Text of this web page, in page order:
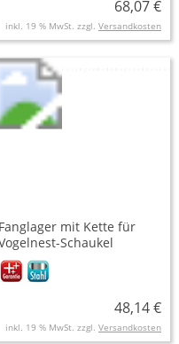
68,07 €
inkl. 19 % MwSt. zzgl. Versandkosten
Fanglager mit Kette für
Schaukel
48,14 €
inkl. 19 % MwSt. zzgl. Versandkosten